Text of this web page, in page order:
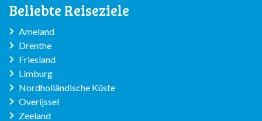
Beliebte Reiseziele
Ameland
Drenthe
Friesland
Limburg
Nordholländische Küste
Overijssel
Zeeland